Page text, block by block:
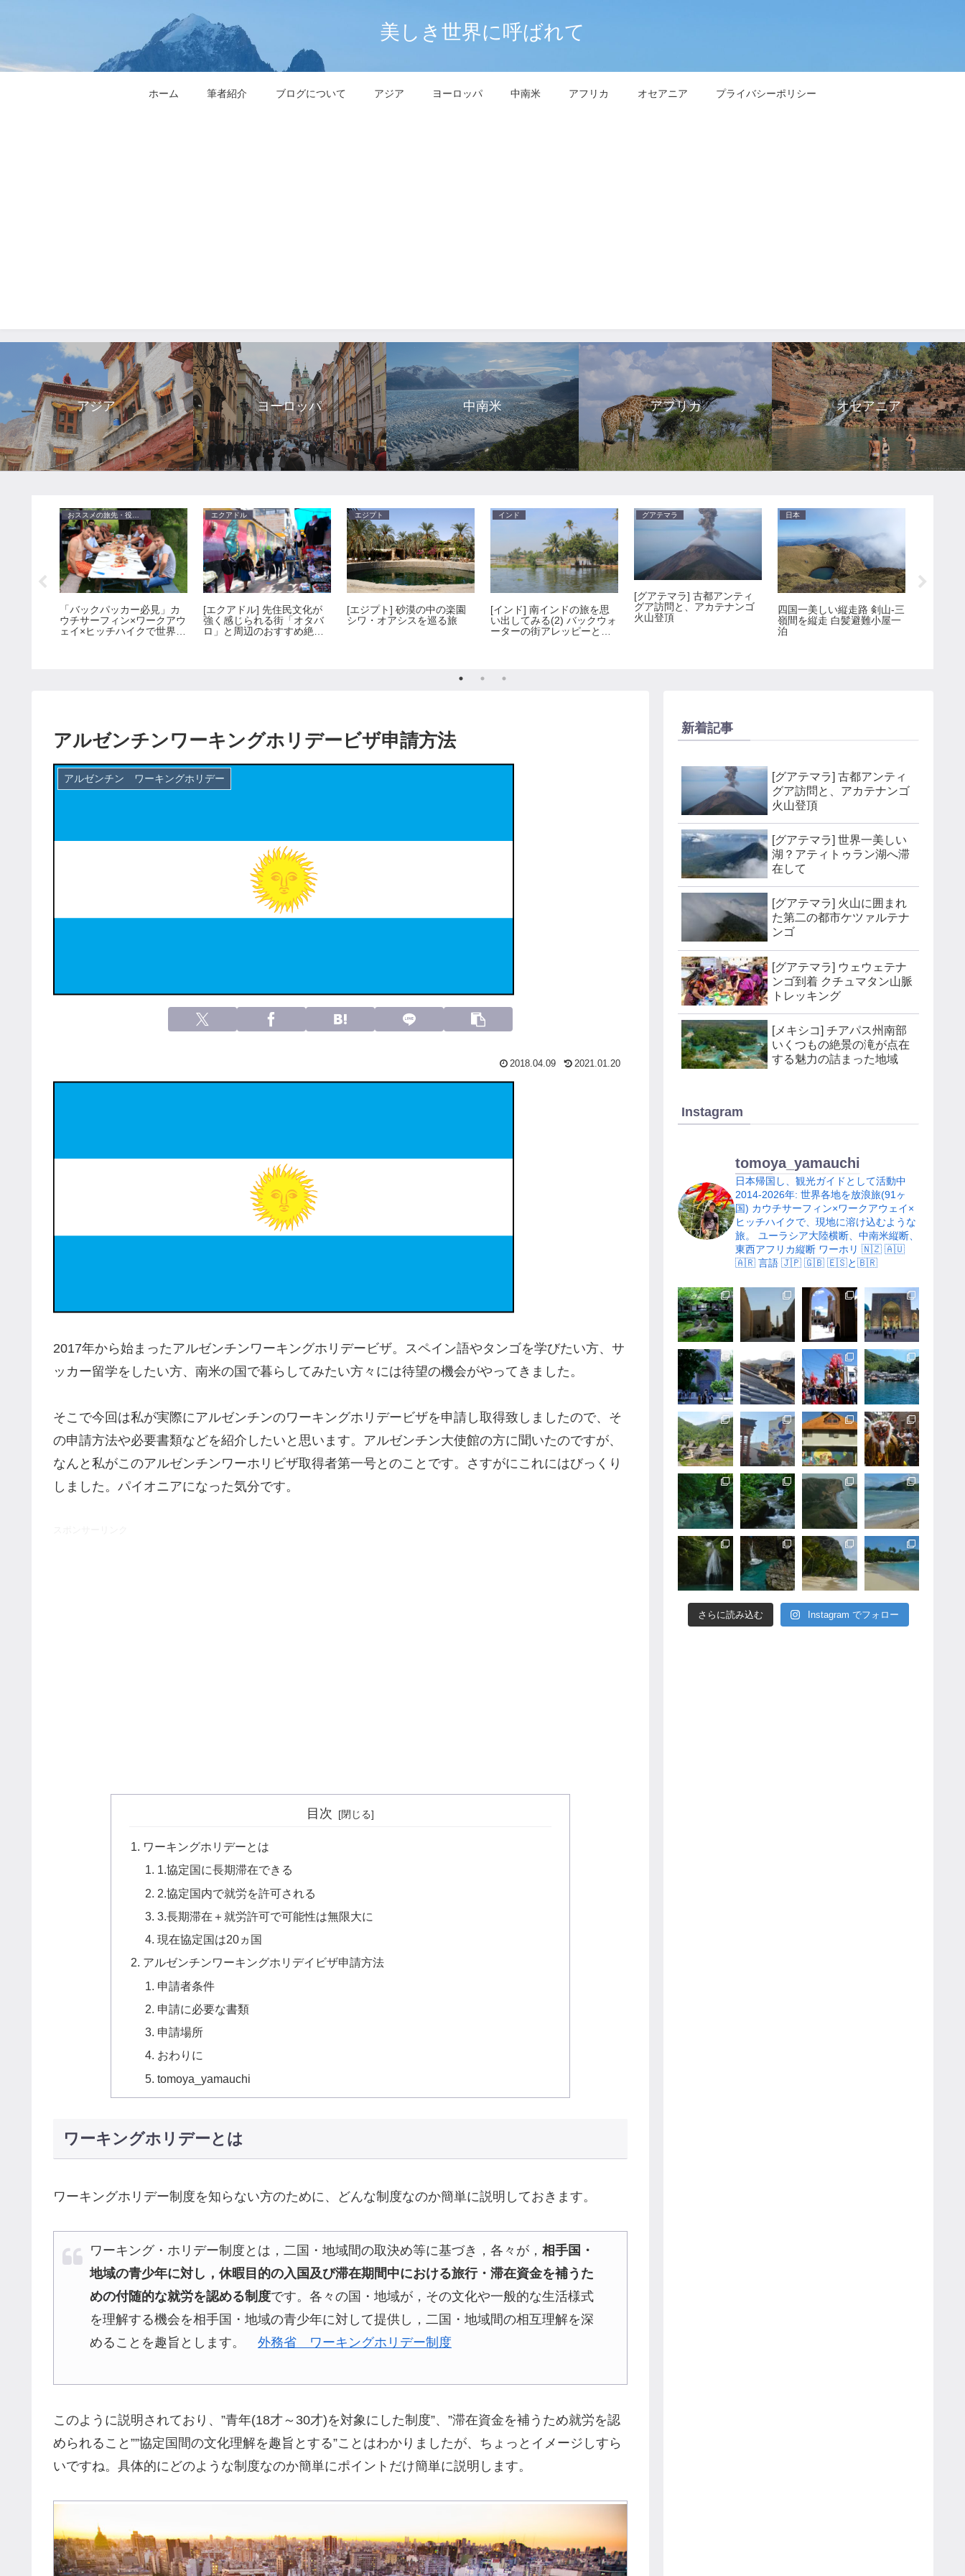
美しき世界に呼ばれて
ホーム 筆者紹介 ブログについて アジア ヨーロッパ 中南米 アフリカ オセアニア プライバシーポリシー
アジア ヨーロッパ 中南米 アフリカ オセアニア
おススメの旅先・役に立つ情報・アイデアなど
「バックパッカー必見」カ
ウチサーフィン×ワークアウ
ェイ×ヒッチハイクで世界を
エクアドル
[エクアドル] 先住民文化が
強く感じられる街「オタバ
ロ」と周辺のおすすめ絶景
エジプト
[エジプト] 砂漠の中の楽園
シワ・オアシスを巡る旅
インド
[インド] 南インドの旅を思
い出してみる(2) バックウォ
ーターの街アレッピーとバ
グアテマラ
[グアテマラ] 古都アンティ
グア訪問と、アカテナンゴ
火山登頂
日本
四国一美しい縦走路 剣山-三
嶺間を縦走 白髪避難小屋一
泊
アルゼンチンワーキングホリデービザ申請方法
アルゼンチン ワーキングホリデー
2018.04.09 2021.01.20
2017年から始まったアルゼンチンワーキングホリデービザ。スペイン語やタンゴを学びたい方、サ
ッカー留学をしたい方、南米の国で暮らしてみたい方々には待望の機会がやってきました。
そこで今回は私が実際にアルゼンチンのワーキングホリデービザを申請し取得致しましたので、そ
の申請方法や必要書類などを紹介したいと思います。アルゼンチン大使館の方に聞いたのですが、
なんと私がこのアルゼンチンワーホリビザ取得者第一号とのことです。さすがにこれにはびっくり
しました。パイオニアになった気分です。
目次
ワーキングホリデーとは
1.協定国に長期滞在できる
2.協定国内で就労を許可される
3.長期滞在＋就労許可で可能性は無限大に
現在協定国は20ヵ国
アルゼンチンワーキングホリデイビザ申請方法
申請者条件
申請に必要な書類
申請場所
おわりに
tomoya_yamauchi
ワーキングホリデーとは
ワーキングホリデー制度を知らない方のために、どんな制度なのか簡単に説明しておきます。
ワーキング・ホリデー制度とは，二国・地域間の取決め等に基づき，各々が， 相手国・
地域の青少年に対し，休暇目的の入国及び滞在期間中における旅行・滞在資金を補うた
めの付随的な就労を認める制度です。各々の国・地域が，その文化や一般的な生活様式
を理解する機会を相手国・地域の青少年に対して提供し，二国・地域間の相互理解を深
めることを趣旨とします。 外務省 ワーキングホリデー制度
このように説明されており、”青年(18才～30才)を対象にした制度”、”滞在資金を補うため就労を認
められること””協定国間の文化理解を趣旨とする”ことはわかりましたが、ちょっとイメージしすら
いですね。具体的にどのような制度なのか簡単にポイントだけ簡単に説明します。
新着記事
[グアテマラ] 古都アンティ
グア訪問と、アカテナンゴ
火山登頂
[グアテマラ] 世界一美しい
湖？アティトゥラン湖へ滞
在して
[グアテマラ] 火山に囲まれ
た第二の都市ケツァルテナ
ンゴ
[グアテマラ] ウェウェテナ
ンゴ到着 クチュマタン山脈
トレッキング
[メキシコ] チアパス州南部
いくつもの絶景の滝が点在
する魅力の詰まった地域
Instagram
tomoya_yamauchi
日本帰国し、観光ガイドとして活動中
2014-2026年: 世界各地を放浪旅(91ヶ
国) カウチサーフィン×ワークアウェイ×
ヒッチハイクで、現地に溶け込むような
旅。
ユーラシア大陸横断、中南米縦断、
東西アフリカ縦断 ワーホリ 🇳🇿 🇦🇺
🇦🇷 言語 🇯🇵 🇬🇧 🇪🇸と🇧🇷
さらに読み込む Instagram でフォロー